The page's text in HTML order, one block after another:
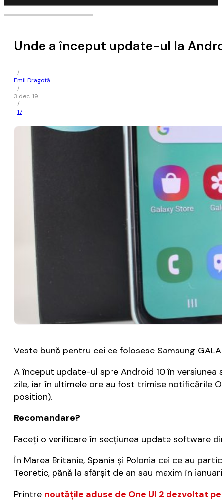
Unde a început update-ul la
/
Emil Dragotă
/
3 dec. 19
/
17
Veste bună pentru cei ce folosesc Samsung
A început update-ul spre Android 10 în versiunea
zile, iar în ultimele ore au fost trimise notificările
position).
Recomandare?
Faceți o verificare în secțiunea update software
În Marea Britanie, Spania și Polonia cei ce au
Teoretic, până la sfârșit de an sau maxim în
Printre noutățile aduse de One UI 2 dezvoltat